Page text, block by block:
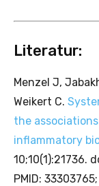
Literatur:
Menzel J,
Weikert C.
the
inflammatory
10;10(1):21736.
PMID: